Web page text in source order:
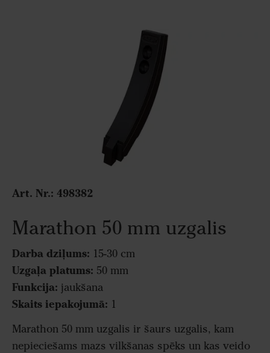
Art. Nr.: 498382
Marathon 50 mm uzgalis
Darba dziļums: 15-30 cm
Uzgaļa platums: 50 mm
Funkcija: jaukšana
Skaits iepakojumā: 1
Marathon 50 mm uzgalis ir šaurs uzgalis, kam
nepieciešams mazs vilkšanas spēks un kas veido